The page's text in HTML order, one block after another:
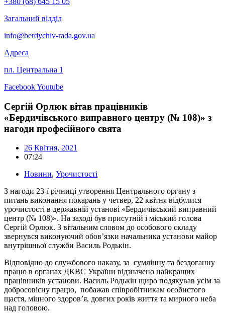
Загальний відділ
info@berdychiv-rada.gov.ua
Адреса
пл. Центральна 1
FacebookYoutube
Сергій Орлюк вітав працівників
«Бердичівського виправного центру (№ 108)» з
нагоди професійного свята
26 Квітня, 2021
07:24
Новини, Урочистості
З нагоди 23-ї річниці утворення Центрального органу з
питань виконання покарань у четвер, 22 квітня відбулися
урочистості в державній установі «Бердичівський виправний
центр (№ 108)». На заході був присутній і міський голова
Сергій Орлюк. З вітальним словом до особового складу
звернувся виконуючий обов’язки начальника установи майор
внутрішньої служби Василь Родькін.
Відповідно до службового наказу, за сумлінну та бездоганну
працю в органах ДКВС України відзначено найкращих
працівників установи. Василь Родькін щиро подякував усім за
добросовісну працю, побажав співробітникам особистого
щастя, міцного здоров’я, довгих років життя та мирного неба
над головою.